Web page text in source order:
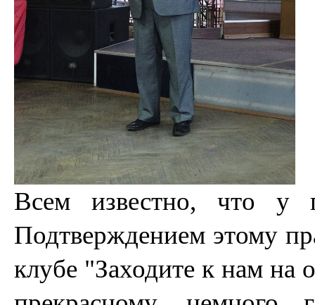
Всем известно, что у
Подтверждением этому
клубе "Заходите к нам на